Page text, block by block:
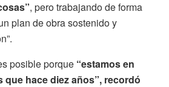
, pero trabajando de forma
plan de obra sostenido y
posible porque “estamos en
hace diez años”, recordó